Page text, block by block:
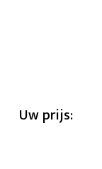
Uw prijs: